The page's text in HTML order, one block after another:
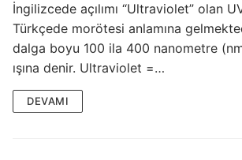
ANASAYFA
ÜRÜNLER
İngilizcede açılımı “Ultraviolet” olan
Türkçede morötesi anlamına
dalga boyu 100 ila 400 nanometre
ışına denir. Ultraviolet =…
DEVAMI